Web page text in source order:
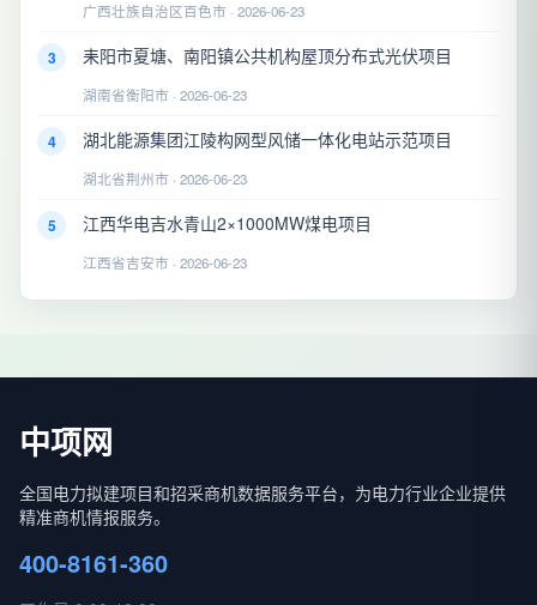
广西壮族自治区百色市 · 2026-06-23
3 耒阳市夏塘、南阳镇公共机构屋顶分布式光伏项目
湖南省衡阳市 · 2026-06-23
4 湖北能源集团江陵构网型风储一体化电站示范项目
湖北省荆州市 · 2026-06-23
5 江西华电吉水青山2×1000MW煤电项目
江西省吉安市 · 2026-06-23
中项网
全国电力拟建项目和招采商机数据服务平台，为电力行业企业提供
精准商机情报服务。
400-8161-360